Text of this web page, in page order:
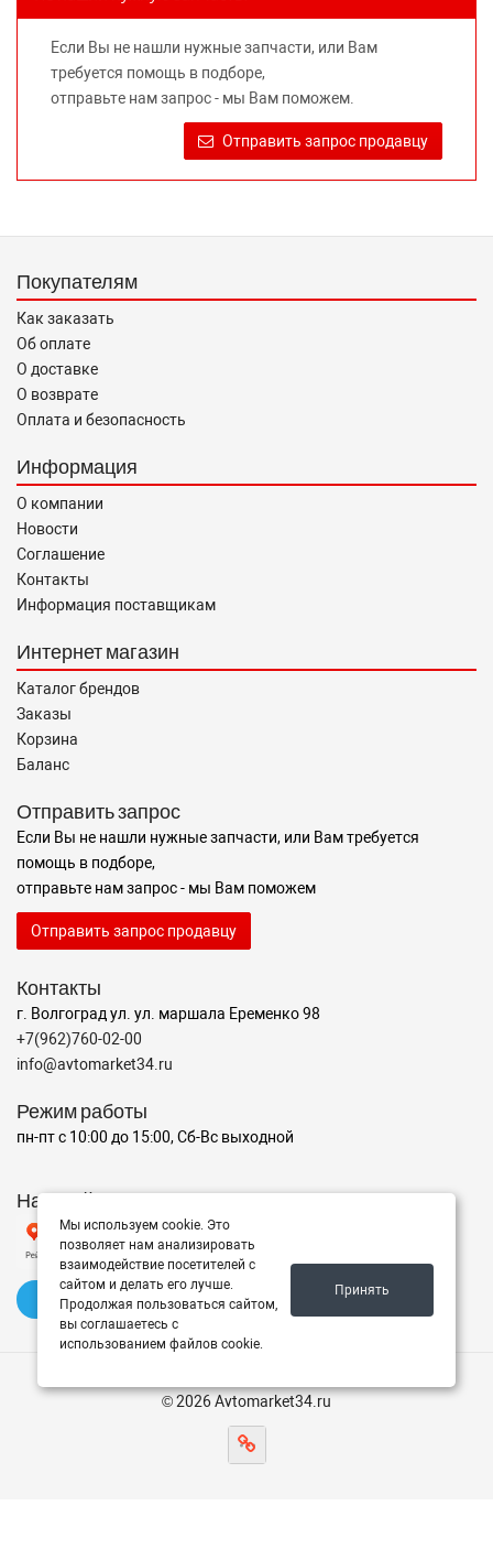
автомобилей и их производителей, не нарушает права
правообладателей указанных товарных знаков.
Требование предоставлять покупателю необходимую и
достоверную информацию о товаре, предлагаемом к
продаже, обеспечивающую возможность их правильного
Если Вы не нашли нужные запчасти, или Вам
требуется помощь в подборе,
отправьте нам запрос - мы Вам поможем.
Отправить запрос продавцу
Покупателям
Как заказать
Об оплате
О доставке
О возврате
Оплата и безопасность
Информация
О компании
Новости
Соглашение
Контакты
Информация поставщикам
Интернет магазин
Каталог брендов
Заказы
Корзина
Баланс
Отправить запрос
Если Вы не нашли нужные запчасти, или Вам требуется
помощь в подборе,
отправьте нам запрос - мы Вам поможем
Отправить запрос продавцу
Контакты
г. Волгоград ул. ул. маршала Еременко 98
+7(962)760-02-00
info@avtomarket34.ru
Режим работы
пн-пт с 10:00 до 15:00, Сб-Вс выходной
Наш рейтинг на Яндексе
✍️ Оставить отзыв
© 2026 Avtomarket34.ru
Мы используем cookie. Это
позволяет нам анализировать
взаимодействие посетителей с
сайтом и делать его лучше.
Продолжая пользоваться сайтом,
вы соглашаетесь с
использованием файлов cookie.
Принять